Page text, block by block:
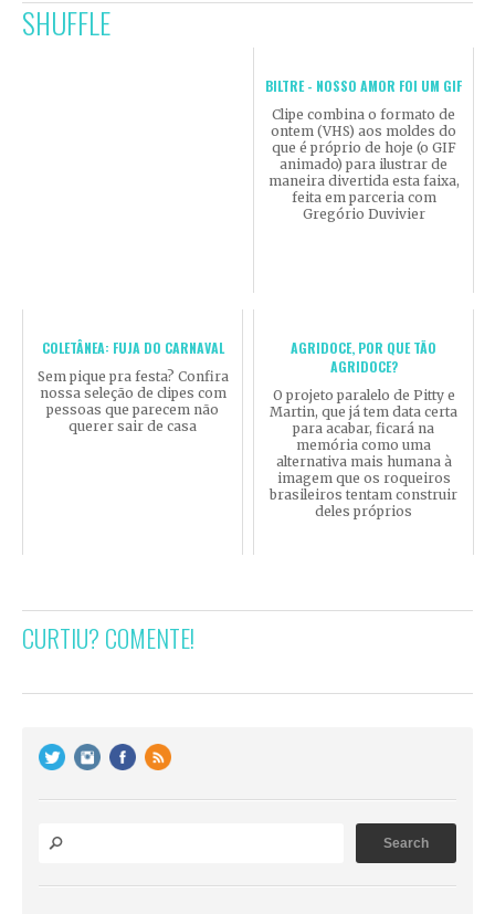
SHUFFLE
BILTRE - NOSSO AMOR FOI UM GIF
Clipe combina o formato de
ontem (VHS) aos moldes do
que é próprio de hoje (o GIF
animado) para ilustrar de
maneira divertida esta faixa,
feita em parceria com
Gregório Duvivier
COLETÂNEA: FUJA DO CARNAVAL
Sem pique pra festa? Confira
nossa seleção de clipes com
pessoas que parecem não
querer sair de casa
AGRIDOCE, POR QUE TÃO
AGRIDOCE?
O projeto paralelo de Pitty e
Martin, que já tem data certa
para acabar, ficará na
memória como uma
alternativa mais humana à
imagem que os roqueiros
brasileiros tentam construir
deles próprios
CURTIU? COMENTE!